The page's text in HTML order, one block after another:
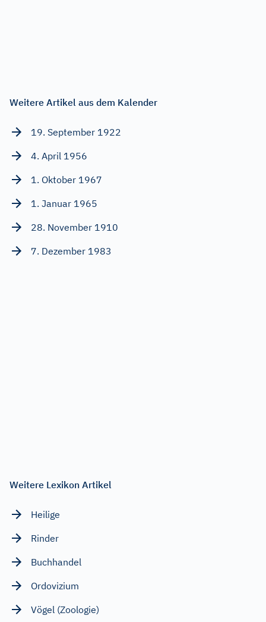
Weitere Artikel aus dem Kalender
19. September 1922
4. April 1956
1. Oktober 1967
1. Januar 1965
28. November 1910
7. Dezember 1983
Weitere Lexikon Artikel
Heilige
Rinder
Buchhandel
Ordovizium
Vögel (Zoologie)